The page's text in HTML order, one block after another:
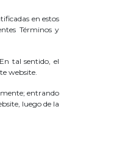
en estos
Términos y
tal sentido, el
website.
entrando
luego de la